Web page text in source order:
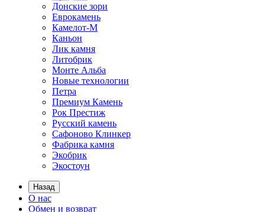
Донские зори
Еврокамень
Камелот-М
Каньон
Лик камня
Литобрик
Монте Альба
Новые технологии
Петра
Премиум Камень
Рок Престиж
Русский камень
Сафоново Клинкер
Фабрика камня
Экобрик
Экостоун
Назад
О нас
Обмен и возврат